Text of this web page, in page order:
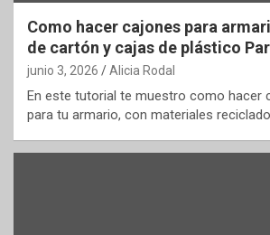
Como hacer cajones para
de cartón y cajas de plástico
junio 3, 2026 Alicia Rodal
En este tutorial te muestro como hacer
para tu armario, con materiales